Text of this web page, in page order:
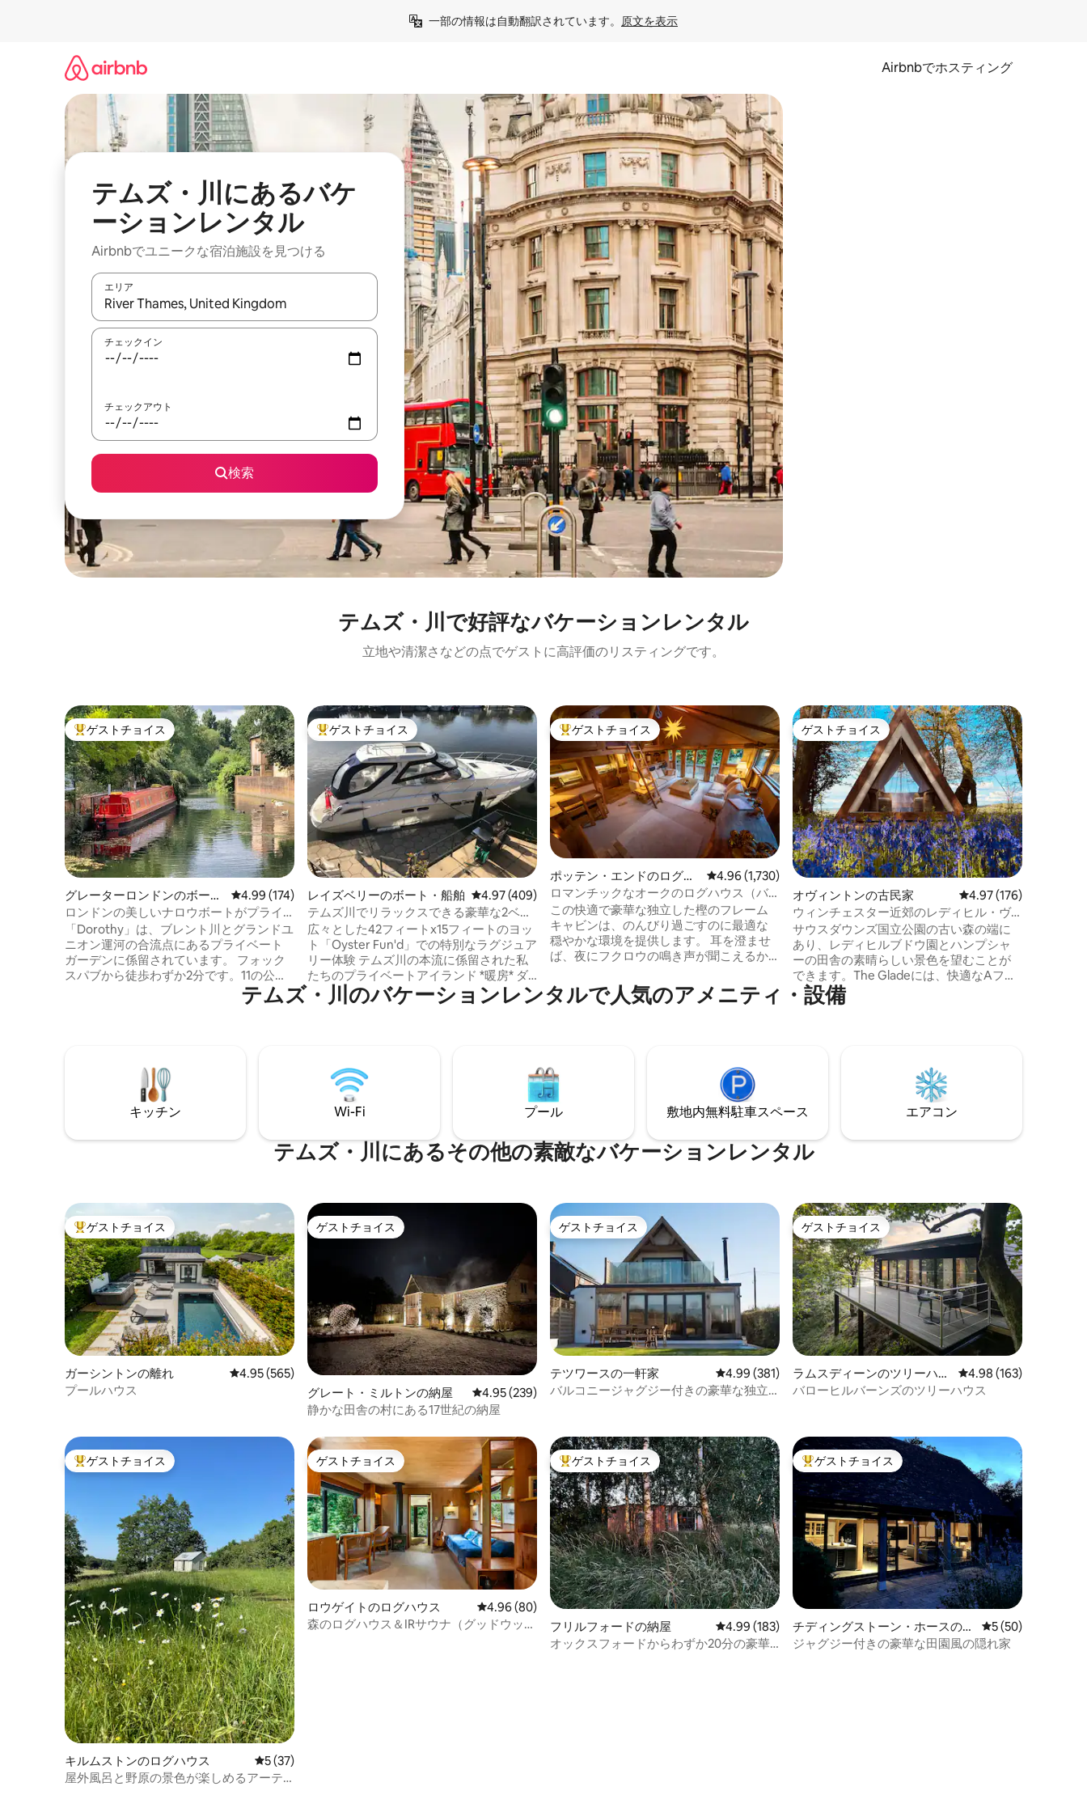
一部の情報は自動翻訳されています。 原文を表示
Airbnbでホスティング
テムズ・川にあるバケ
ーションレンタル
Airbnbでユニークな宿泊施設を見つける
エリア
検索結果が表示されたら、上下の矢印キーを使って移動するか、画面をタッチまたはスワイプして検索結果を確認することができます。
チェックイン
チェックアウト
検索
テムズ・川で好評なバケーションレンタル
立地や清潔さなどの点でゲストに高評価のリスティングです。
大好評のゲストチョイスです。
ゲストチョイス
グレーターロンドンのボー
ト・船舶
レビュー174件、5つ星中4.99つ星の平均評価
4.99 (174)
ロンドンの美しいナロウボートがプライ
ベートガーデンに係留されています
「Dorothy」は、ブレント川とグランドユ
ニオン運河の合流点にあるプライベート
ガーデンに係留されています。 フォック
スパブから徒歩わずか2分です。11の公
園、動物園、受賞歴のあるマイクロパ
ブ、チップショップ、ハンウェルのすべ
リザベス線、ピカデリー線、セントラル
線を利用してロンドン中心部へ簡単にア
クセスできます。 「Dorothy」には、セ
ントラルヒーティング、ログバーナー、
テレビ、Wi-Fi、キッチン、シャワー、ト
イレ2室、快適なダブルベッド2台、シー
大好評のゲストチョイスです。
ゲストチョイス
レイズベリーのボート・船舶 レビュー409件、5つ星中4.97つ星の平均評価
4.97 (409)
テムズ川でリラックスできる豪華な2ベッ
ドルームの暖房付きヨット
広々とした42フィートx15フィートのヨッ
ト「Oyster Fun'd」での特別なラグジュア
リー体験 テムズ川の本流に係留された私
たちのプライベートアイランド *暖房* ダ
ブルベッドルーム2室 白い綿の寝具
WHITE COMPANYの製品 シャワー2つ 電
川の遠くまで見渡せる景色 駐車場1台分。
指定喫煙エリア。 ご滞在中、クルーズを
ご利用いただけます。
大好評のゲストチョイスです。
ゲストチョイス
ポッテン・エンドのログハ
ウス
レビュー1,730件、5つ星中4.96つ星の平均評価
4.96 (1,730)
ロマンチックなオークのログハウス（バ
ーカムステッド）
この快適で豪華な独立した樫のフレーム
キャビンは、のんびり過ごすのに最適な
穏やかな環境を提供します。 耳を澄ませ
ば、夜にフクロウの鳴き声が聞こえるか
アシュリッジ・フォレストに面してお
り、アウトドア愛好家に最適ですが、ロ
な夜を過ごすのにぴったりな雰囲気のパ
ブやバーがあります。 キャビンは、中2階
にキングサイズベッドを備えた快適で
広々としたリビングを提供しています！
ゲストチョイス
ゲストチョイス
オヴィントンの古民家 レビュー176件、5つ
4.97 (176)
ウィンチェスター近郊のレディヒル・ヴ
ィンヤードのグレード
サウスダウンズ国立公園の古い森の端に
あり、レディヒルブドウ園とハンプシャ
ーの田舎の素晴らしい景色を望むことが
できます。The Gladeには、快適なAフレ
ームハウスがあり、夜はぐっすり眠るこ
とができます。フラッシュトイレ付きの
め、焚き火台でバーベキューを楽しみ、
鹿や野ウサギを見つけたり、イッチェン
川を歩いてThe Bush gastro pubまで行っ
たりしましょう。 リフレッシュして帰宅
できます！
テムズ・川のバケーションレンタルで人気のアメニティ・設備
キッチン Wi-Fi プール 敷地内無料駐⁠車ス⁠ペ⁠ー⁠ス エアコン
テムズ・川にあるその他の素敵なバケーションレンタル
大好評のゲストチョイスです。
ゲストチョイス
ガーシントンの離れ レビュー565件、5つ星中4.95つ星の平均評価
4.95 (565)
プールハウス
ゲストチョイス
ゲストチョイス
グレート・ミルトンの納屋 レビュー239件、5つ星中4.95つ星の平均評価
4.95 (239)
静かな田舎の村にある17世紀の納屋
ゲストチョイス
ゲストチョイス
テツワースの一軒家 レビュー381件、5つ星中4.99つ星の平均評価
4.99 (381)
バルコニージャグジー付きの豪華な独立
ゲストチョイス
ゲストチョイス
ラムスディーンのツリーハウ
ス
レビュー163件、5つ
4.98 (163)
バローヒルバーンズのツリーハウス
大好評のゲストチョイスです。
ゲストチョイス
キルムストンのログハウス レビュー37件、5つ星中5つ星の平均評価
5 (37)
屋外風呂と野原の景色が楽しめるアーテ
ゲストチョイス
ゲストチョイス
ロウゲイトのログハウス レビュー80件、5つ星中4.96つ星の平均評価
4.96 (80)
森のログハウス＆IRサウナ（グッドウッド
大好評のゲストチョイスです。
ゲストチョイス
フリルフォードの納屋 レビュー183件、5つ星中4.99つ星の平均評価
4.99 (183)
オックスフォードからわずか20分の豪華
大好評のゲストチョイスです。
ゲストチョイス
チディングストーン・ホースの一
軒家
レビュー50件、5
5 (50)
ジャグジー付きの豪華な田園風の隠れ家